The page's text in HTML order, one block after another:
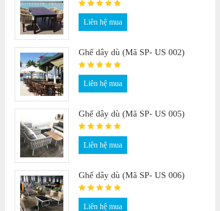
Liên hệ mua
Ghế dây dù (Mã SP- US 002)
Liên hệ mua
Ghế dây dù (Mã SP- US 005)
Liên hệ mua
Ghế dây dù (Mã SP- US 006)
Liên hệ mua